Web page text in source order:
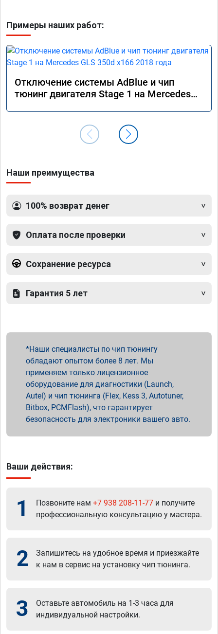
Примеры наших работ:
Отключение системы AdBlue и чип
тюнинг двигателя Stage 1 на Mercedes
Наши преимущества
100% возврат денег
Оплата после проверки
Сохранение ресурса
Гарантия 5 лет
Наши специалисты по чип тюнингу
обладают опытом более 8 лет. Мы
применяем только лицензионное
оборудование для диагностики (Launch,
Autel) и чип тюнинга (Flex, Kess 3, Autotuner,
Bitbox, PCMFlash), что гарантирует
безопасность для электроники вашего авто.
Ваши действия:
1 Позвоните нам +7 938 208-11-77 и получите
профессиональную консультацию у мастера.
2
Запишитесь на удобное время и приезжайте
к нам в сервис на установку чип тюнинга.
3
Оставьте автомобиль на 1-3 часа для
индивидуальной настройки.